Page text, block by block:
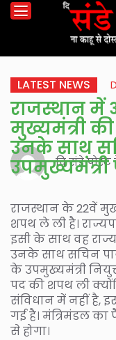
LATEST NEWS
राजस्थान
मुख्यमंत्री
उनके साथ
दि संडे
राजस्थान के 22वें
शपथ ले ली है।
इसी के साथ वह
उनके साथ सचिन
के उपमुख्यमंत्री
पद की शपथ ली
संविधान में नहीं है,
गई है। मंत्रिमंडल का
से होगा।